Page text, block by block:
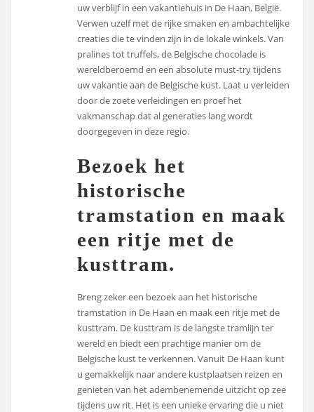
uw verblijf in een vakantiehuis in De Haan, België.
Verwen uzelf met de rijke smaken en ambachtelijke
creaties die te vinden zijn in de lokale winkels. Van
pralines tot truffels, de Belgische chocolade is
wereldberoemd en een absolute must-try tijdens
uw vakantie aan de Belgische kust. Laat u verleiden
door de zoete verleidingen en proef het
vakmanschap dat al generaties lang wordt
doorgegeven in deze regio.
Bezoek het
historische
tramstation en maak
een ritje met de
kusttram.
Breng zeker een bezoek aan het historische
tramstation in De Haan en maak een ritje met de
kusttram. De kusttram is de langste tramlijn ter
wereld en biedt een prachtige manier om de
Belgische kust te verkennen. Vanuit De Haan kunt
u gemakkelijk naar andere kustplaatsen reizen en
genieten van het adembenemende uitzicht op zee
tijdens uw rit. Het is een unieke ervaring die u niet